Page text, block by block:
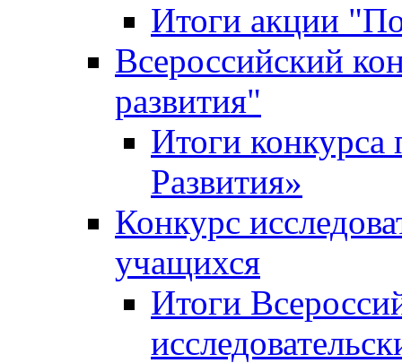
Итоги акции
Всероссийский
развития"
Итоги конкурса
Развития»
Конкурс
учащихся
Итоги